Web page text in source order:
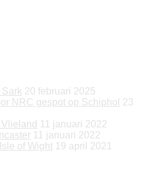
20 februari 2025
NRC gespot op Schiphol 23
11 januari 2022
11 januari 2022
of Wight 19 april 2021